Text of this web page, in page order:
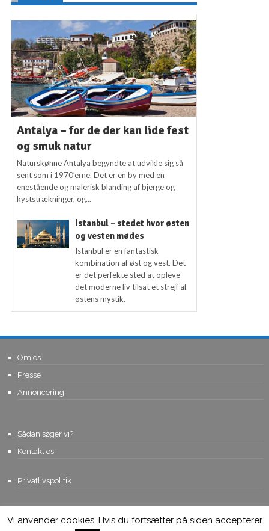
Antalya – for de der kan lide fest
og smuk natur
Naturskønne Antalya begyndte at udvikle sig så
sent som i 1970’erne. Det er en by med en
enestående og malerisk blanding af bjerge og
kyststrækninger, og...
Istanbul – stedet hvor østen
og vesten mødes
Istanbul er en fantastisk
kombination af øst og vest. Det
er det perfekte sted at opleve
det moderne liv tilsat et strejf af
østens mystik.
Om os
Presse
Annoncering
Sådan søger vi?
Kontakt os
Privatlivspolitik
© Copyright 2015, Viviro.com ApS- Alle rettigheder forbeholdes. Vi
Vi anvender cookies. Hvis du fortsætter på siden accepterer